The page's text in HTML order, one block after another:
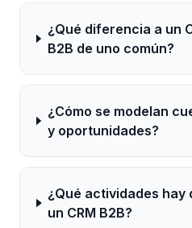
¿Qué diferencia a un
B2B de uno común?
¿Cómo se modelan
y oportunidades?
¿Qué actividades hay
un CRM B2B?